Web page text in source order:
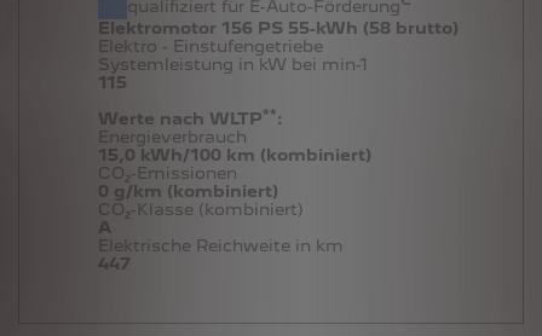
qualifiziert für E-Auto-Förderung
Elektromotor 156 PS 55-kWh (58 brutto)
Elektro - Einstufengetriebe
Systemleistung in kW bei min-1
115
Werte nach WLTP**:
Energieverbrauch
15,0 kWh/100 km (kombiniert)
CO₂-Emissionen
0 g/km (kombiniert)
CO₂-Klasse (kombiniert)
A
Elektrische Reichweite in km
447